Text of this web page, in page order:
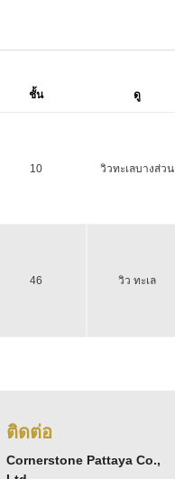
ชั้น ดู
10 วิวทะเลบางส่วน
46 วิว ทะเล
ติดต่อ
Cornerstone Pattaya Co.,